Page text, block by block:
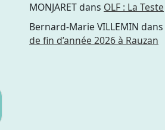
MONJARETdans OLF : La Teste
Bernard-Marie VILLEMIN dans
de fin d’année 2026 à Rauzan